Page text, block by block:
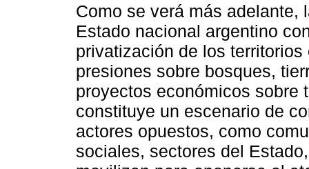
Como se verá más adelante,
Estado nacional argentino
privatización de los
presiones sobre bosques,
proyectos económicos sobre
constituye un escenario de
actores opuestos, como
sociales, sectores del